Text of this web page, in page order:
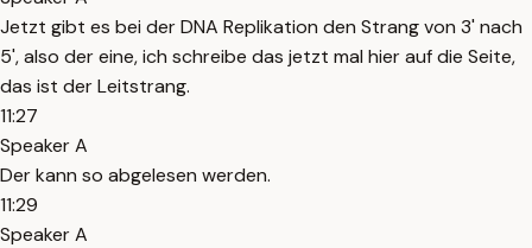
Jetzt gibt es bei der DNA Replikation den Strang von 3' nach
5', also der eine, ich schreibe das jetzt mal hier auf die Seite,
das ist der Leitstrang.
11:27
Speaker A
Der kann so abgelesen werden.
11:29
Speaker A